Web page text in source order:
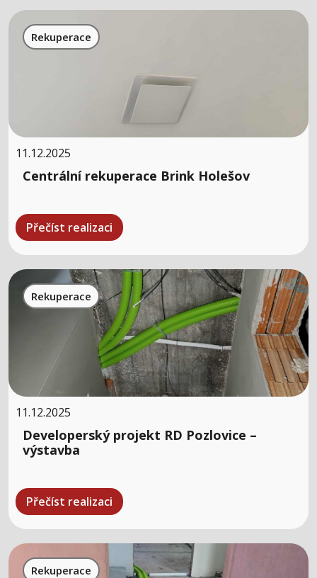
Rekuperace
11.12.2025
Centrální rekuperace Brink Holešov
Přečíst realizaci
Rekuperace
11.12.2025
Developerský projekt RD Pozlovice –
výstavba
Přečíst realizaci
Rekuperace